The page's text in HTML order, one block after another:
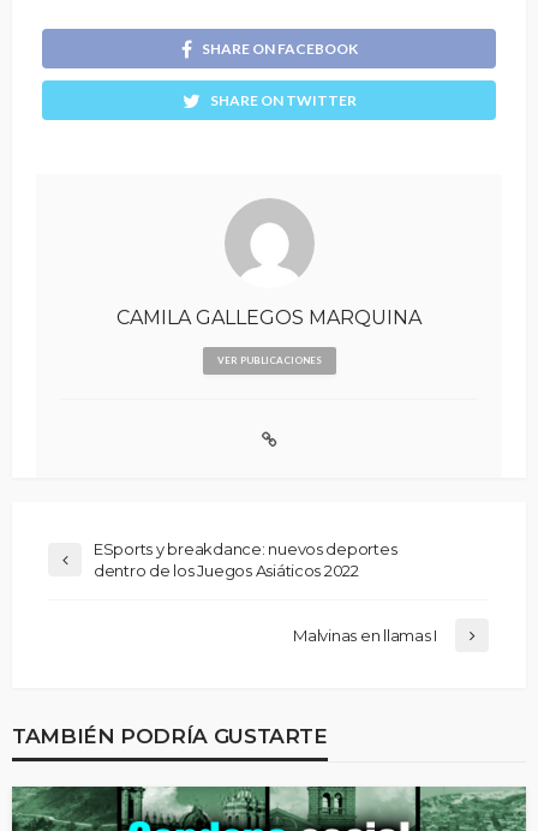
SHARE ON FACEBOOK
SHARE ON TWITTER
CAMILA GALLEGOS MARQUINA
VER PUBLICACIONES
ESports y breakdance: nuevos deportes
dentro de los Juegos Asiáticos 2022
Malvinas en llamas I
TAMBIÉN PODRÍA GUSTARTE